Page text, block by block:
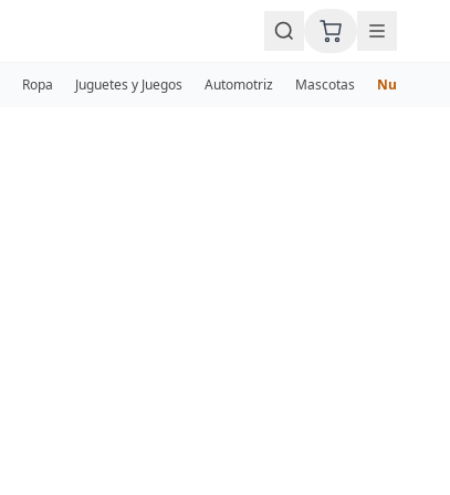
Ropa Juguetes y Juegos Automotriz Mascotas Nuevos